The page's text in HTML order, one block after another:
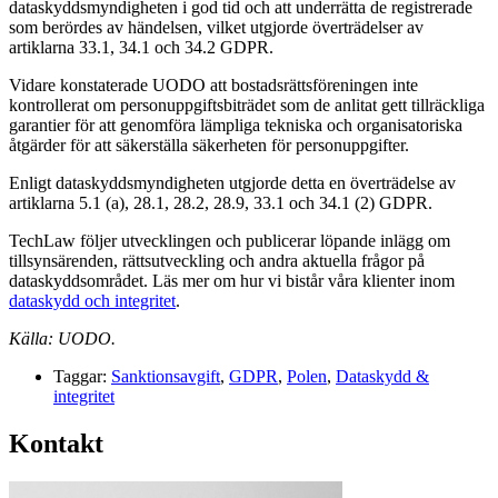
dataskyddsmyndigheten i god tid och att underrätta de registrerade
som berördes av händelsen, vilket utgjorde överträdelser av
artiklarna 33.1, 34.1 och 34.2 GDPR.
Vidare konstaterade UODO att bostadsrättsföreningen inte
kontrollerat om personuppgiftsbiträdet som de anlitat gett tillräckliga
garantier för att genomföra lämpliga tekniska och organisatoriska
åtgärder för att säkerställa säkerheten för personuppgifter.
Enligt dataskyddsmyndigheten utgjorde detta en överträdelse av
artiklarna 5.1 (a), 28.1, 28.2, 28.9, 33.1 och 34.1 (2) GDPR.
TechLaw följer utvecklingen och publicerar löpande inlägg om
tillsynsärenden, rättsutveckling och andra aktuella frågor på
dataskyddsområdet. Läs mer om hur vi bistår våra klienter inom
dataskydd och integritet.
Källa: UODO.
Taggar: Sanktionsavgift, GDPR, Polen, Dataskydd &
integritet
Kontakt